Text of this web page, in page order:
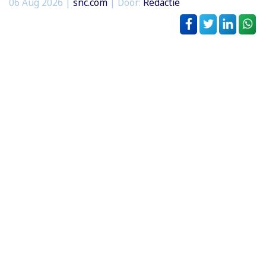
06 Aug 2026 | snc.com | Door: Redactie